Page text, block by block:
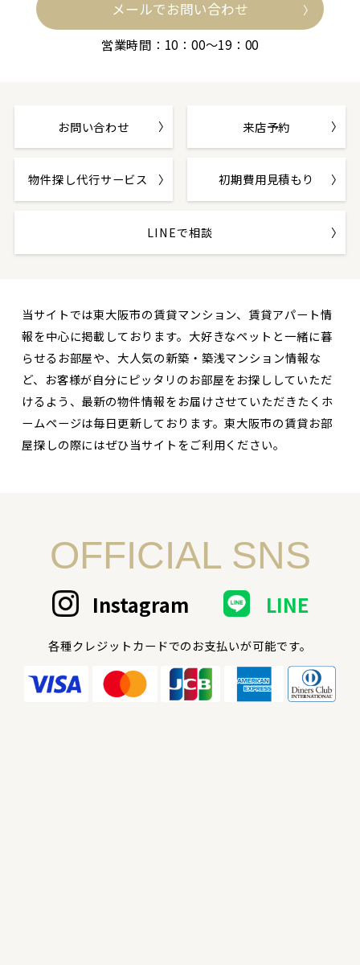
メールでお問い合わせ
営業時間：10：00～19：00
お問い合わせ 来店予約
物件探し代行サービス 初期費用見積もり
LINEで相談
当サイトでは東大阪市の賃貸マンション、賃貸アパート情
報を中心に掲載しております。大好きなペットと一緒に暮
らせるお部屋や、大人気の新築・築浅マンション情報な
ど、お客様が自分にピッタリのお部屋をお探ししていただ
けるよう、最新の物件情報をお届けさせていただきたくホ
ームページは毎日更新しております。東大阪市の賃貸お部
屋探しの際にはぜひ当サイトをご利用ください。
OFFICIAL SNS
Instagram LINE
各種クレジットカードでのお支払いが可能です。